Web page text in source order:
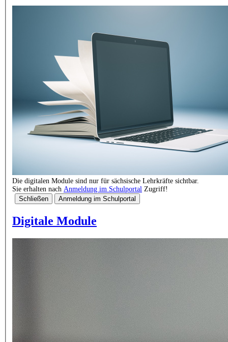
Die digitalen Module sind nur für sächsische Lehrkräfte sichtbar.
Sie erhalten nach Anmeldung im Schulportal Zugriff!
Schließen
Anmeldung im Schulportal
Digitale Module